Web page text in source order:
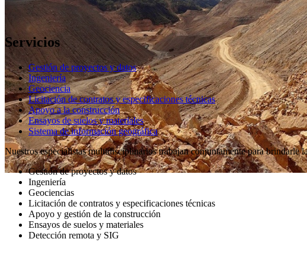
Servicios
Gestión de proyectos y datos
Ingeniería
Geociencia
Licitación de contratos y especificaciones técnicas
Apoyo a la construcción
Ensayos de suelos y materiales
Sistema de información geográfica
Nuestros especialistas multidisciplinarios trabajan conjuntamente para brindarle
Gestión de proyectos y datos
Ingeniería
Geociencias
Licitación de contratos y especificaciones técnicas
Apoyo y gestión de la construcción
Ensayos de suelos y materiales
Detección remota y SIG